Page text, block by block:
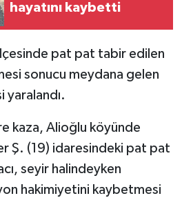
hayatını kaybetti
pat pat tabir edilen
sonucu meydana gelen
yaralandı.
kaza, Alioğlu köyünde
Ş. (19) idaresindeki pat pat
seyir halindeyken
hakimiyetini kaybetmesi